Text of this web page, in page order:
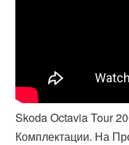
Skoda Octavia Tour
Комплектации. На